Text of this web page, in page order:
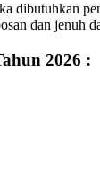
dibutuhkan
dan jenuh
2026 :